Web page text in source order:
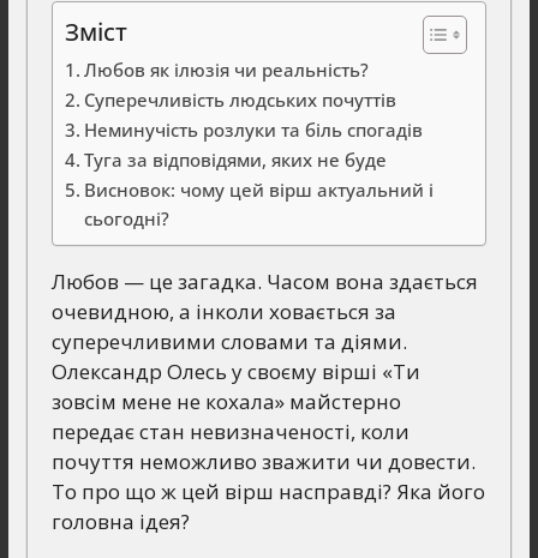
Зміст
Любов як ілюзія чи реальність?
Суперечливість людських почуттів
Неминучість розлуки та біль спогадів
Туга за відповідями, яких не буде
Висновок: чому цей вірш актуальний і
сьогодні?
Любов — це загадка. Часом вона здається
очевидною, а інколи ховається за
суперечливими словами та діями.
Олександр Олесь у своєму вірші «Ти
зовсім мене не кохала» майстерно
передає стан невизначеності, коли
почуття неможливо зважити чи довести.
То про що ж цей вірш насправді? Яка його
головна ідея?